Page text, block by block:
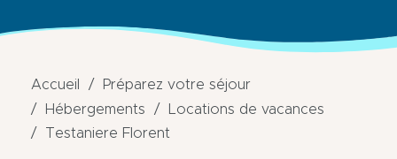
Accueil
Préparez votre séjour
Hébergements
Locations de vacances
Testaniere Florent